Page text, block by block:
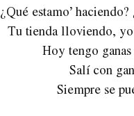
¿Qué estamo’
Tu tienda lloviendo,
Hoy tengo
Salí con
Siempre se